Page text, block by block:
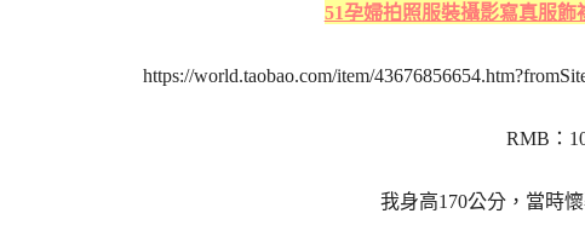
51孕婦拍照服裝攝影寫真服
https://world.taobao.com/item/
RMB：
我身高170公分，當時